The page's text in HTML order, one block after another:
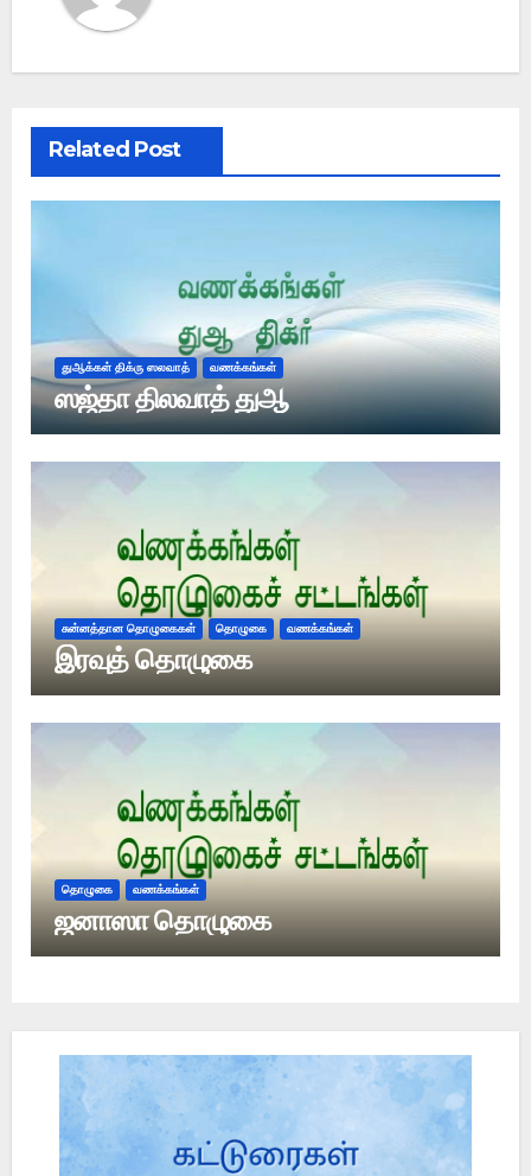
Related Post
துஆக்கள் திக்ரு ஸலவாத் வணக்கங்கள்
ஸஜ்தா திலவாத் துஆ
சுன்னத்தான தொழுகைகள் தொழுகை வணக்கங்கள்
இரவுத் தொழுகை
தொழுகை வணக்கங்கள்
ஜனாஸா தொழுகை